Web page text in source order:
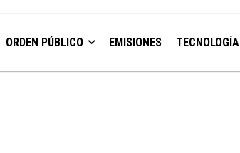
ORDEN PÚBLICO EMISIONES TECNOLOGÍA